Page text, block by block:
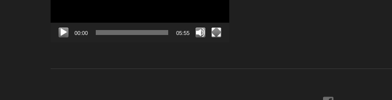
00:00 05:55